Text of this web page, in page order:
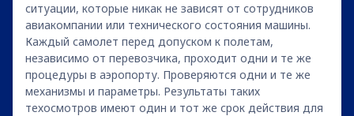
ситуации, которые никак не зависят от сотрудников
авиакомпании или технического состояния машины.
Каждый самолет перед допуском к полетам,
независимо от перевозчика, проходит одни и те же
процедуры в аэропорту. Проверяются одни и те же
механизмы и параметры. Результаты таких
техосмотров имеют один и тот же срок действия для